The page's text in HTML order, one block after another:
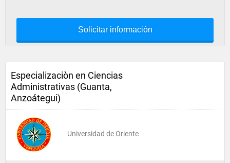
Solicitar información
Especializaciòn en Ciencias
Administrativas (Guanta,
Anzoátegui)
Universidad de Oriente